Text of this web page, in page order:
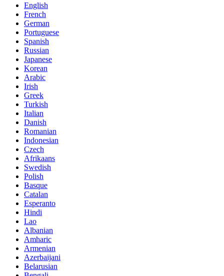
English
French
German
Portuguese
Spanish
Russian
Japanese
Korean
Arabic
Irish
Greek
Turkish
Italian
Danish
Romanian
Indonesian
Czech
Afrikaans
Swedish
Polish
Basque
Catalan
Esperanto
Hindi
Lao
Albanian
Amharic
Armenian
Azerbaijani
Belarusian